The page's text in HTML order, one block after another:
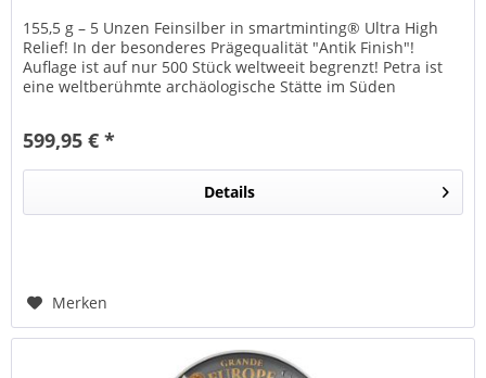
155,5 g – 5 Unzen Feinsilber in smartminting® Ultra High
Relief! In der besonderes Prägequalität "Antik Finish"!
Auflage ist auf nur 500 Stück weltweeit begrenzt! Petra ist
eine weltberühmte archäologische Stätte im Süden
599,95 € *
Details
Merken